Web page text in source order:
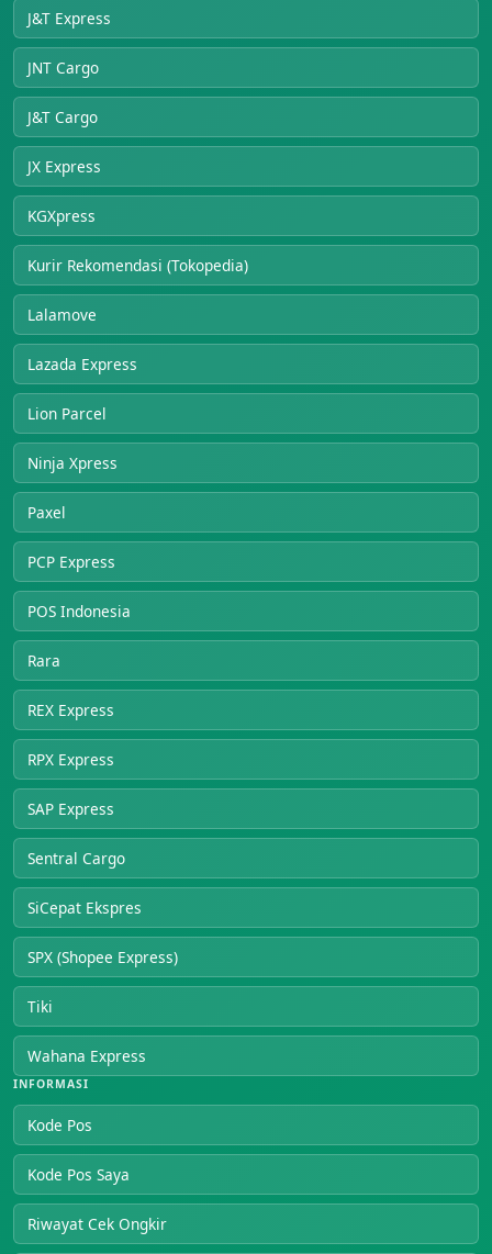
J&T Express
JNT Cargo
J&T Cargo
JX Express
KGXpress
Kurir Rekomendasi (Tokopedia)
Lalamove
Lazada Express
Lion Parcel
Ninja Xpress
Paxel
PCP Express
POS Indonesia
Rara
REX Express
RPX Express
SAP Express
Sentral Cargo
SiCepat Ekspres
SPX (Shopee Express)
Tiki
Wahana Express
INFORMASI
Kode Pos
Kode Pos Saya
Riwayat Cek Ongkir